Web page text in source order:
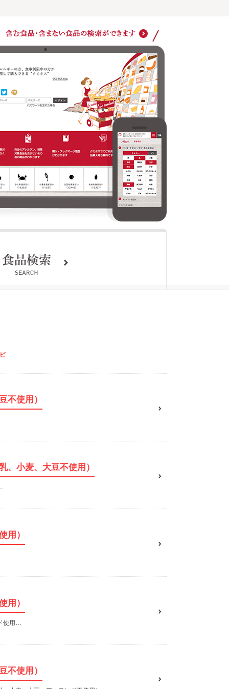
クミタスでのご利用は商品購入時も無料です
不使用）
、小麦、大豆不使用）
用）
用）
使用…
不使用）